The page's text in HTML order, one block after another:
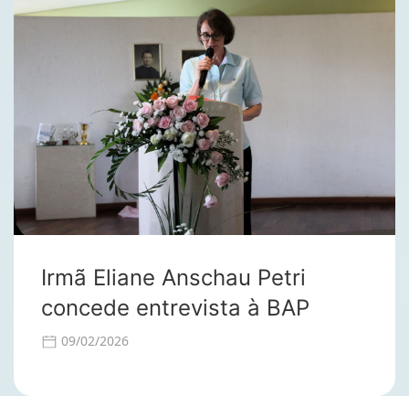
Irmã Eliane Anschau Petri
concede entrevista à BAP
09/02/2026